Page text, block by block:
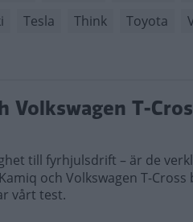
Tesla Think Toyota
Volkswagen T-
till fyrhjulsdrift – är de
och Volkswagen T-Cross
vårt test.